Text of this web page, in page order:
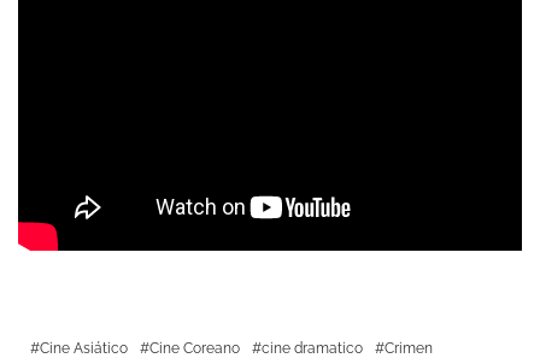
Cine Asiático Cine Coreano cine dramatico
Crimen